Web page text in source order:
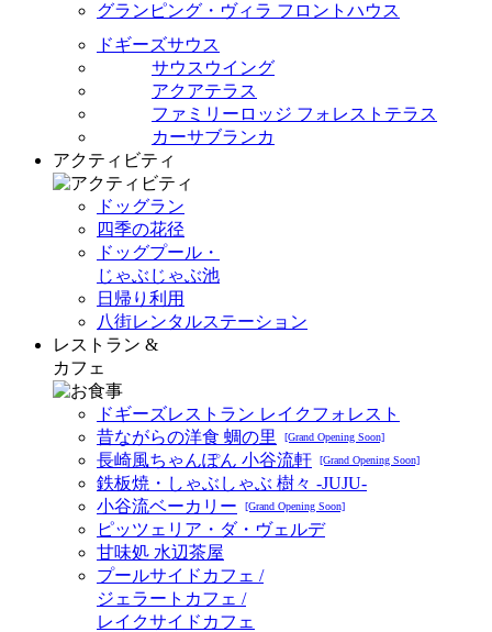
グランピング・ヴィラ フロントハウス
ドギーズサウス
サウスウイング
アクアテラス
ファミリーロッジ フォレストテラス
カーサブランカ
アクティビティ
ドッグラン
四季の花径
ドッグプール・
じゃぶじゃぶ池
日帰り利用
八街レンタルステーション
レストラン &
カフェ
ドギーズレストラン レイクフォレスト
昔ながらの洋食 蜩の里
[Grand Opening Soon]
長崎風ちゃんぽん 小谷流軒 [Grand Opening Soon]
鉄板焼・しゃぶしゃぶ 樹々 -JUJU-
小谷流ベーカリー
[Grand Opening Soon]
ピッツェリア・ダ・ヴェルデ
甘味処 水辺茶屋
プールサイドカフェ /
ジェラートカフェ /
レイクサイドカフェ